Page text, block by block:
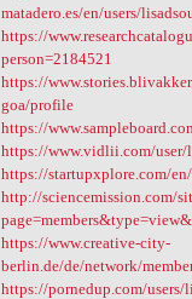
matadero.es/en/users/
https://
person=2184521
https://
goa/profile
https://
https://www.vidlii.com/user/
https://startupxplore.com/
http://sciencemission.com/
https://www.creative-city-
berlin.de/de/network/
https://pornedup.com/users/